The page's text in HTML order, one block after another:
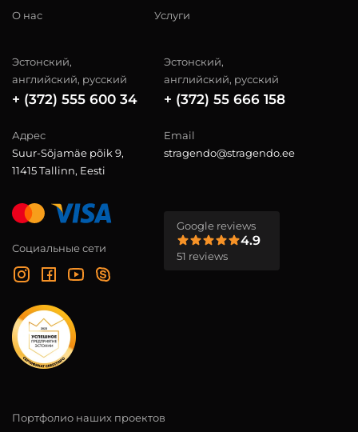
О нас Услуги
Эстонский,
английский, русский
+ (372) 555 600 34
Эстонский,
английский, русский
+ (372) 55 666 158
Адрес
Suur-Sõjamäe põik 9,
11415 Tallinn, Eesti
Email
stragendo@stragendo.ee
Социальные сети
Google reviews
4.9
51 reviews
Портфолио наших проектов